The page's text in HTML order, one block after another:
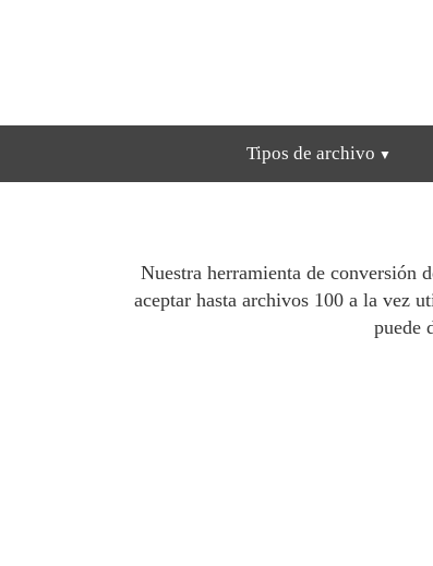
Tipos de archivo
Nuestra herramienta de conversión
aceptar hasta archivos 100 a la vez
puede